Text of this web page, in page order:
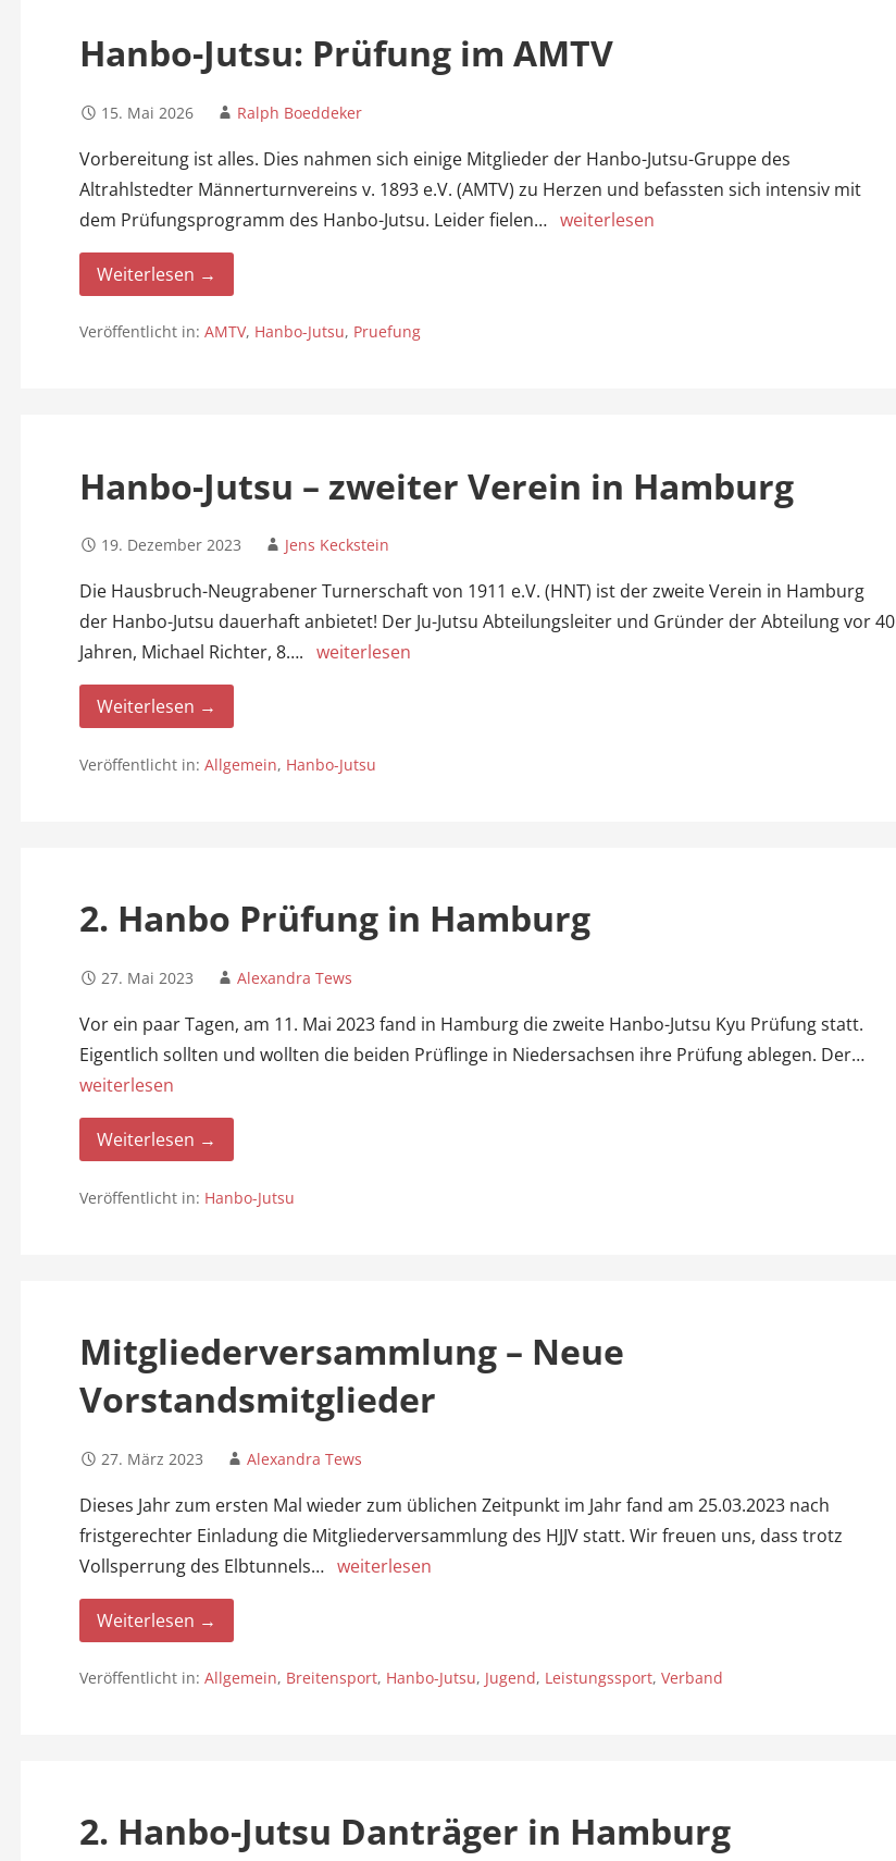
Hanbo-Jutsu: Prüfung im AMTV
15. Mai 2026 Ralph Boeddeker
Vorbereitung ist alles. Dies nahmen sich einige Mitglieder der Hanbo-Jutsu-Gruppe des
Altrahlstedter Männerturnvereins v. 1893 e.V. (AMTV) zu Herzen und befassten sich intensiv mit
dem Prüfungsprogramm des Hanbo-Jutsu. Leider fielen… weiterlesen
Weiterlesen →
Veröffentlicht in: AMTV, Hanbo-Jutsu, Pruefung
Hanbo-Jutsu – zweiter Verein in Hamburg
19. Dezember 2023 Jens Keckstein
Die Hausbruch-Neugrabener Turnerschaft von 1911 e.V. (HNT) ist der zweite Verein in Hamburg
der Hanbo-Jutsu dauerhaft anbietet! Der Ju-Jutsu Abteilungsleiter und Gründer der Abteilung vor 40
Jahren, Michael Richter, 8…. weiterlesen
Weiterlesen →
Veröffentlicht in: Allgemein, Hanbo-Jutsu
2. Hanbo Prüfung in Hamburg
27. Mai 2023 Alexandra Tews
Vor ein paar Tagen, am 11. Mai 2023 fand in Hamburg die zweite Hanbo-Jutsu Kyu Prüfung statt.
Eigentlich sollten und wollten die beiden Prüflinge in Niedersachsen ihre Prüfung ablegen. Der…
weiterlesen
Weiterlesen →
Veröffentlicht in: Hanbo-Jutsu
Mitgliederversammlung – Neue
Vorstandsmitglieder
27. März 2023 Alexandra Tews
Dieses Jahr zum ersten Mal wieder zum üblichen Zeitpunkt im Jahr fand am 25.03.2023 nach
fristgerechter Einladung die Mitgliederversammlung des HJJV statt. Wir freuen uns, dass trotz
Vollsperrung des Elbtunnels… weiterlesen
Weiterlesen →
Veröffentlicht in: Allgemein, Breitensport, Hanbo-Jutsu, Jugend, Leistungssport, Verband
2. Hanbo-Jutsu Danträger in Hamburg